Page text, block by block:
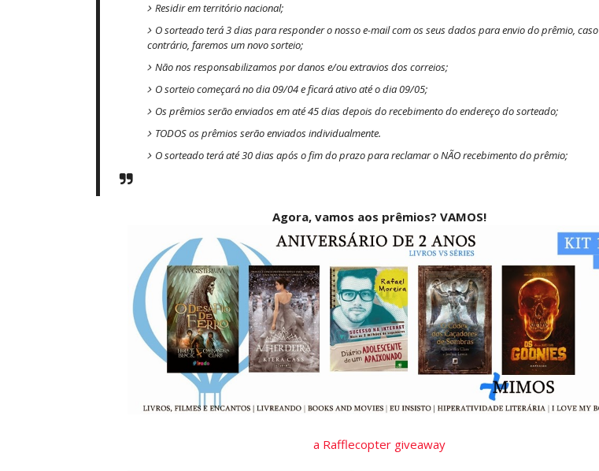
Residir em território nacional;
O sorteado terá 3 dias para responder o nosso e-mail com os seus dados para envio do prêmio, caso
contrário, faremos um novo sorteio;
Não nos responsabilizamos por danos e/ou extravios dos correios;
O sorteio começará no dia 09/04 e ficará ativo até o dia 09/05;
Os prêmios serão enviados em até 45 dias depois do recebimento do endereço do sorteado;
TODOS os prêmios serão enviados individualmente.
O sorteado terá até 30 dias após o fim do prazo para reclamar o NÃO recebimento do prêmio;
Agora, vamos aos prêmios? VAMOS!
a Rafflecopter giveaway